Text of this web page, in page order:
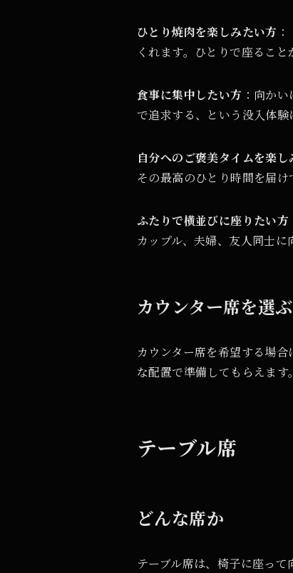
ひとり焼肉を楽しみたい方
くれます。ひとりで座るこ
食事に集中したい方 ：向か
で追求する、という没入体験
自分へのご褒美タイムを楽し
その最高のひとり時間を届け
ふたりで横並びに座りたい方
カップル、夫婦、友人同士に
カウンター席を選
カウンター席を希望する場
な配置で準備してもらえます。
テーブル席
どんな席か
テーブル席は、椅子に座っ